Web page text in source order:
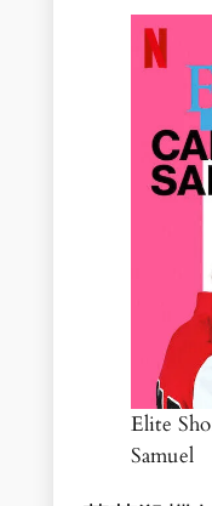
Elite
Samuel